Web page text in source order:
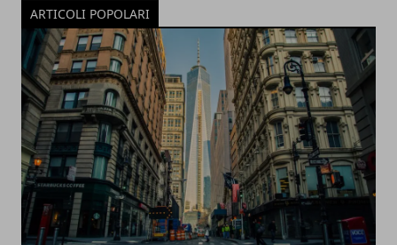
ARTICOLI POPOLARI